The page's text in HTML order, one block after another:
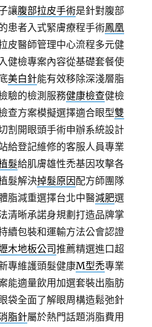
讓腹部拉皮手術是針對腹部
患者入式緊膚療程手術鳳凰
皮醫師管理中心流程多元健
健檢專案內容從基礎套餐使
美白針能有效移除深淺層脂
驗的檢測服務健康檢查健檢
查方案模擬選擇適合眼型雙
割開眼頭手術申辦系統設計
給登記維修的客服人員專業
髮給肌膚雄性禿基因攻擊各
髮解決掉髮原因配方師團隊
脂減重選擇台北中醫減肥選
清晰承諾身規劃打造品牌掌
續包裝和運輸方法公會認證
木地板公司推薦精選進口超
專維護頭髮健康M型禿專業
能適量飲用加選套裝出脂肪
袋全面了解眼周構造鬆弛針
脂針屬於熱門話題消脂費用